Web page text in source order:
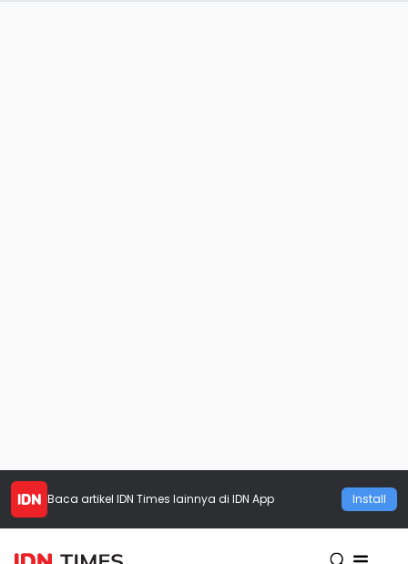
Baca artikel IDN Times lainnya di IDN App Install